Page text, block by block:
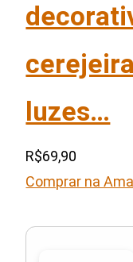
luzes…
R$69,90
Comprar na